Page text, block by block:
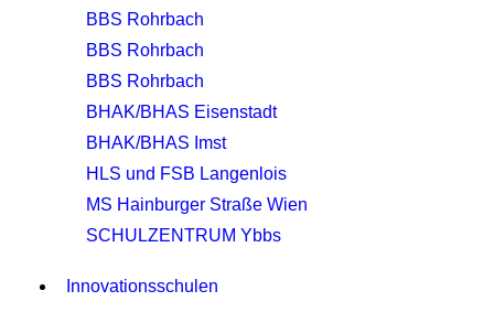
BBS Rohrbach
BBS Rohrbach
BBS Rohrbach
BHAK/BHAS Eisenstadt
BHAK/BHAS Imst
HLS und FSB Langenlois
MS Hainburger Straße Wien
SCHULZENTRUM Ybbs
Innovationsschulen